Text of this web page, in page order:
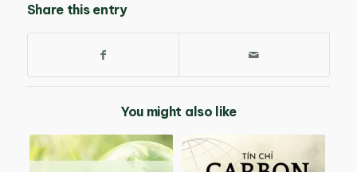
Share this entry
You might also like